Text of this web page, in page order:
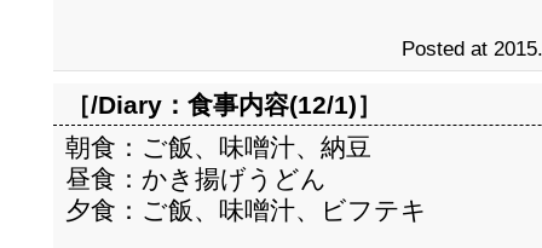
Posted at
［/Diary： 食事内容(12/1)］
朝食：ご飯、味噌汁、納豆
昼食：かき揚げうどん
夕食：ご飯、味噌汁、ビフテキ